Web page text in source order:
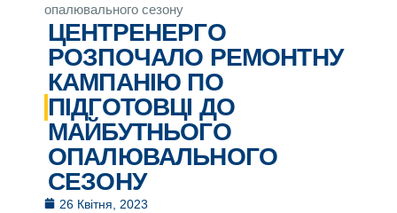
опалювального сезону
ЦЕНТРЕНЕРГО
РОЗПОЧАЛО РЕМОНТНУ
КАМПАНІЮ ПО
ПІДГОТОВЦІ ДО
МАЙБУТНЬОГО
ОПАЛЮВАЛЬНОГО
СЕЗОНУ
26 Квітня, 2023